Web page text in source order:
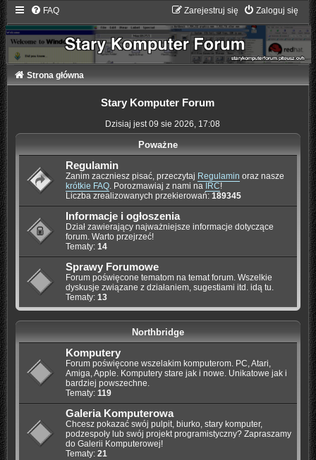
FAQ Zaloguj się
Zarejestruj się
Strona główna
Stary Komputer Forum
Dzisiaj jest 09 sie 2026, 17:08
Poważne
Regulamin
Zanim zaczniesz pisać, przeczytaj Regulamin oraz nasze
krótkie FAQ. Porozmawiaj z nami na IRC!
Liczba zrealizowanych przekierowań: 189345
Informacje i ogłoszenia
Dział zawierający najważniejsze informacje dotyczące
forum. Warto przejrzeć!
Tematy: 14
Sprawy Forumowe
Forum poświęcone tematom na temat forum. Wszelkie
dyskusje związane z działaniem, sugestiami itd. idą tu.
Tematy: 13
Northbridge
Komputery
Forum poświęcone wszelakim komputerom. PC, Atari,
Amiga, Apple. Komputery stare jak i nowe. Unikatowe jak i
bardziej powszechne.
Tematy: 119
Galeria Komputerowa
Chcesz pokazać swój pulpit, biurko, stary komputer,
podzespoły lub swój projekt programistyczny? Zapraszamy
do Galerii Komputerowej!
Tematy: 21